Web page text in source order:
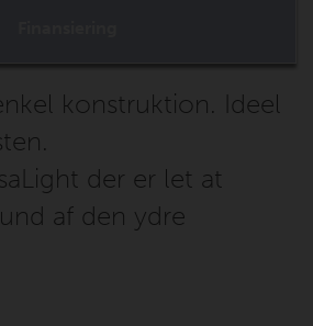
konstruktion. Ideel
der er let at
af den ydre